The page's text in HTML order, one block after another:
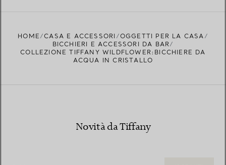
HOME CASA E ACCESSORI
OGGETTI PER LA CASA
BICCHIERI E ACCESSORI DA BAR
COLLEZIONE TIFFANY WILDFLOWER:BICCHIERE DA
ACQUA IN CRISTALLO
Novità da Tiffany